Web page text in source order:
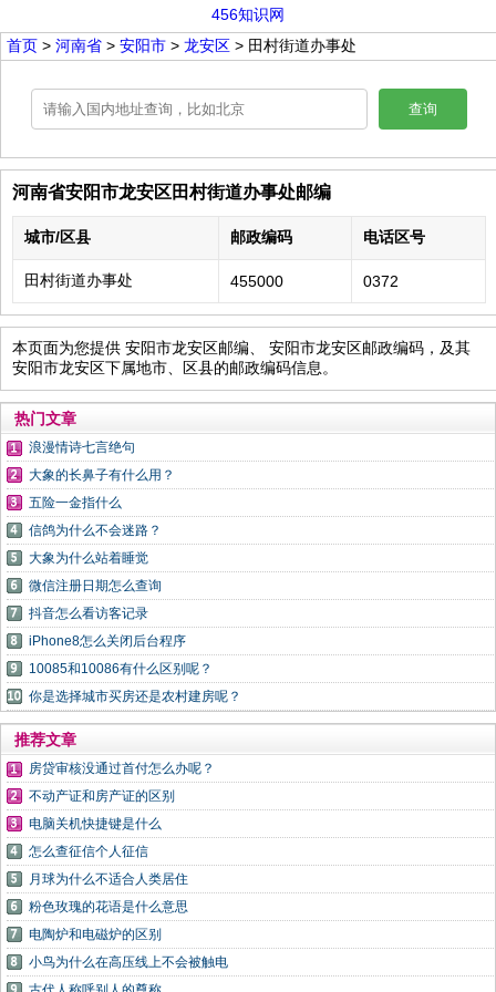
456知识网
首页 > 河南省 > 安阳市 > 龙安区 > 田村街道办事处
查询
河南省安阳市龙安区田村街道办事处邮编
城市/区县 邮政编码 电话区号
田村街道办事处 455000 0372
本页面为您提供 安阳市龙安区邮编、 安阳市龙安区邮政编码，及其
安阳市龙安区下属地市、区县的邮政编码信息。
热门文章
浪漫情诗七言绝句
大象的长鼻子有什么用？
五险一金指什么
信鸽为什么不会迷路？
大象为什么站着睡觉
微信注册日期怎么查询
抖音怎么看访客记录
iPhone8怎么关闭后台程序
10085和10086有什么区别呢？
你是选择城市买房还是农村建房呢？
推荐文章
房贷审核没通过首付怎么办呢？
不动产证和房产证的区别
电脑关机快捷键是什么
怎么查征信个人征信
月球为什么不适合人类居住
粉色玫瑰的花语是什么意思
电陶炉和电磁炉的区别
小鸟为什么在高压线上不会被触电